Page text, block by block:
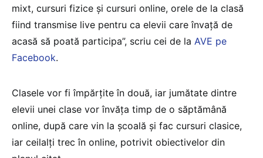
mixt, cursuri fizice și cursuri online, orele de la clasă
fiind transmise live pentru ca elevii care învață de
acasă să poată participa”, scriu cei de la AVE pe
Facebook.
Clasele vor fi împărțite în două, iar jumătate dintre
elevii unei clase vor învăța timp de o săptămână
online, după care vin la școală și fac cursuri clasice,
iar ceilalți trec în online, potrivit obiectivelor din